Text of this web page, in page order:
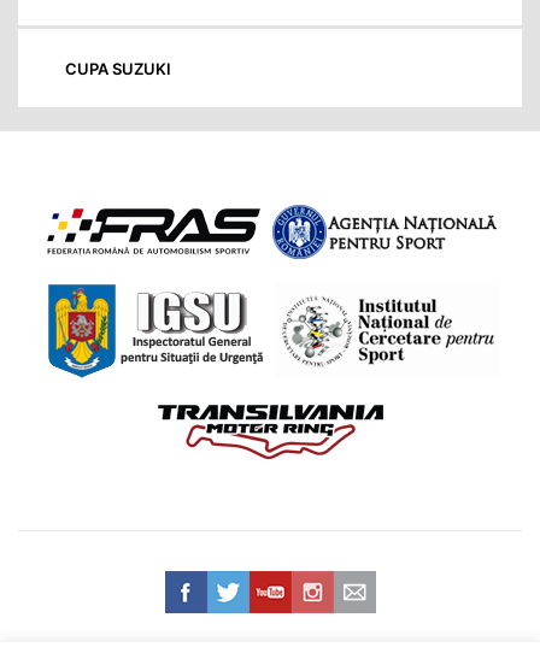
CUPA SUZUKI